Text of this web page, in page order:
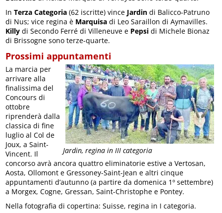
InTerza Categoria (62 iscritte) vince Jardin di Balicco-Patruno
di Nus; vice regina è Marquisadi Leo Saraillon di Aymavilles.
Killy di Secondo Ferré di Villeneuve e Pepsi di Michele Bionaz
di Brissogne sono terze-quarte.
Prossimi appuntamenti
Jardin, regina in III categoria
La marcia per
arrivare alla
finalissima del
Concours di
ottobre
riprenderà dalla
classica di fine
luglio al Col de
Joux, a Saint-
Vincent. Il
concorso avrà ancora quattro eliminatorie estive a Vertosan,
Aosta, Ollomont e Gressoney-Saint-Jean e altri cinque
appuntamenti d’autunno (a partire da domenica 1º settembre)
a Morgex, Cogne, Gressan, Saint-Christophe e Pontey.
Nella fotografia di copertina: Suisse, regina in I categoria.